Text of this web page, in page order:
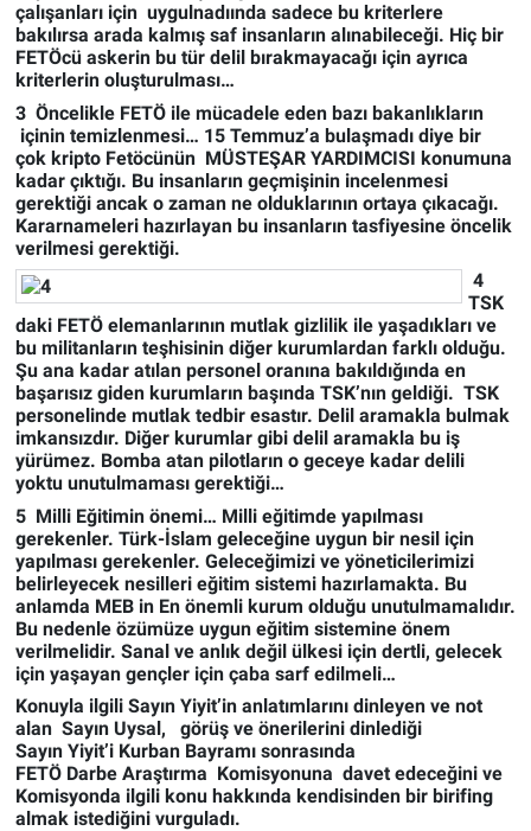
çalışanları için uygulnadıında sadece bu kriterlere
bakılırsa arada kalmış saf insanların alınabileceği. Hiç bir
FETÖcü askerin bu tür delil bırakmayacağı için ayrıca
kriterlerin oluşturulması…
3 Öncelikle FETÖ ile mücadele eden bazı bakanlıkların
içinin temizlenmesi… 15 Temmuz’a bulaşmadı diye bir
çok kripto Fetöcünün MÜSTEŞAR YARDIMCISI konumuna
kadar çıktığı. Bu insanların geçmişinin incelenmesi
gerektiği ancak o zaman ne olduklarının ortaya çıkacağı.
Kararnameleri hazırlayan bu insanların tasfiyesine öncelik
verilmesi gerektiği.
4
TSK
daki FETÖ elemanlarının mutlak gizlilik ile yaşadıkları ve
bu militanların teşhisinin diğer kurumlardan farklı olduğu.
Şu ana kadar atılan personel oranına bakıldığında en
başarısız giden kurumların başında TSK’nın geldiği. TSK
personelinde mutlak tedbir esastır. Delil aramakla bulmak
imkansızdır. Diğer kurumlar gibi delil aramakla bu iş
yürümez. Bomba atan pilotların o geceye kadar delili
yoktu unutulmaması gerektiği…
5 Milli Eğitimin önemi… Milli eğitimde yapılması
gerekenler. Türk-İslam geleceğine uygun bir nesil için
yapılması gerekenler. Geleceğimizi ve yöneticilerimizi
belirleyecek nesilleri eğitim sistemi hazırlamakta. Bu
anlamda MEB in En önemli kurum olduğu unutulmamalıdır.
Bu nedenle özümüze uygun eğitim sistemine önem
verilmelidir. Sanal ve anlık değil ülkesi için dertli, gelecek
için yaşayan gençler için çaba sarf edilmeli…
Konuyla ilgili Sayın Yiyit’in anlatımlarını dinleyen ve not
alan Sayın Uysal, görüş ve önerilerini dinlediği
Sayın Yiyit’i Kurban Bayramı sonrasında
FETÖ Darbe Araştırma Komisyonuna davet edeceğini ve
Komisyonda ilgili konu hakkında kendisinden bir birifing
almak istediğini vurguladı.